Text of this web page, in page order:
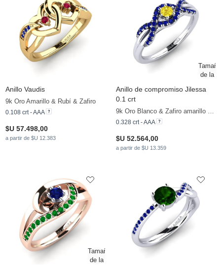
Anillo Vaudis
9k Oro Amarillo & Rubí & Zafiro
0.108 crt - AAA
$U 57.498,00
a partir de $U 12.383
Anillo de compromiso Jilessa
0.1 crt
9k Oro Blanco & Zafiro amarillo & Zafiro
0.328 crt - AAA
$U 52.564,00
a partir de $U 13.359